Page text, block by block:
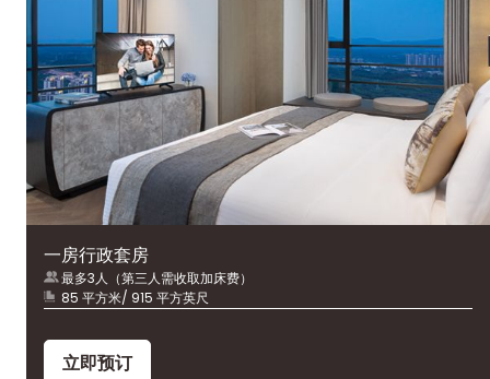
一房行政套房
最多3人（第三人需收取加床费）
85 平方米/ 915 平方英尺
立即预订